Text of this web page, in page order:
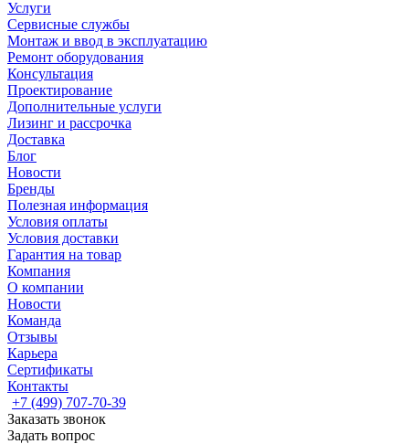
Услуги
Сервисные службы
Монтаж и ввод в эксплуатацию
Ремонт оборудования
Консультация
Проектирование
Дополнительные услуги
Лизинг и рассрочка
Доставка
Блог
Новости
Бренды
Полезная информация
Условия оплаты
Условия доставки
Гарантия на товар
Компания
О компании
Новости
Команда
Отзывы
Карьера
Сертификаты
Контакты
+7 (499) 707-70-39
Заказать звонок
Задать вопрос